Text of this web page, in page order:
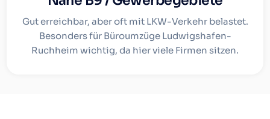
Gut erreichbar, aber oft mit LKW-Verkehr belastet.
Besonders für Büroumzüge Ludwigshafen-
Ruchheim wichtig, da hier viele Firmen sitzen.